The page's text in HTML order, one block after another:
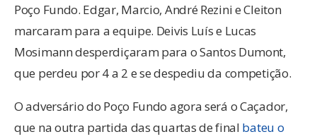
Poço Fundo. Edgar, Marcio, André Rezini e Cleiton
marcaram para a equipe. Deivis Luís e Lucas
Mosimann desperdiçaram para o Santos Dumont,
que perdeu por 4 a 2 e se despediu da competição.
O adversário do Poço Fundo agora será o Caçador,
que na outra partida das quartas de final bateu o